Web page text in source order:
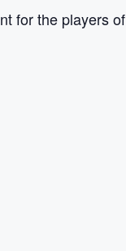
for the players of